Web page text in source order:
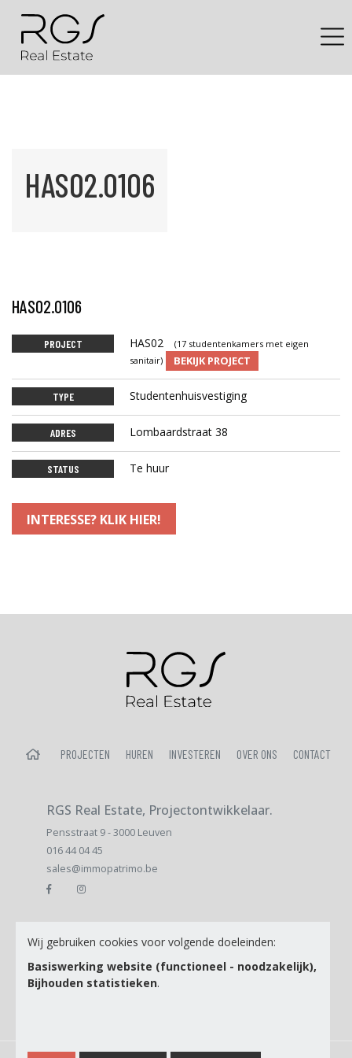
HAS02.0106
HAS02.0106
PROJECT HAS02
(17 studentenkamers met eigen
sanitair)
BEKIJK PROJECT
TYPE Studentenhuisvestiging
ADRES Lombaardstraat 38
STATUS Te huur
INTERESSE? KLIK HIER!
HOME PROJECTEN HUREN INVESTEREN OVER ONS CONTACT
RGS Real Estate, Projectontwikkelaar.
Pensstraat 9 - 3000 Leuven
016 44 04 45
sales@immopatrimo.be
E-mail
Ik ga akkoord met de
Wij gebruiken cookies voor volgende doeleinden:
Basiswerking website (functioneel - noodzakelijk),
Bijhouden statistieken.